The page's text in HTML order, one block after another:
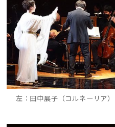
左：田中展子（コルネーリア